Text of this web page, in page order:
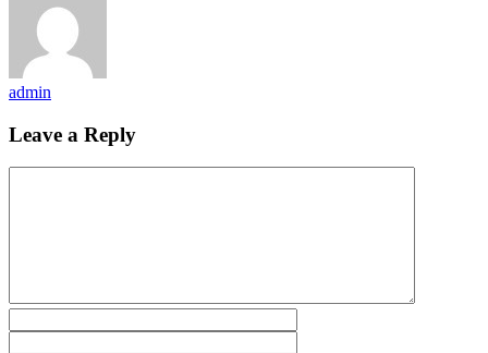
admin
Leave a Reply